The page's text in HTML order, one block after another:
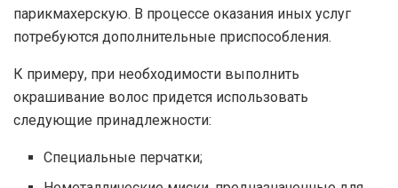
парикмахерскую. В процессе оказания иных услуг
потребуются дополнительные приспособления.
К примеру, при необходимости выполнить
окрашивание волос придется использовать
следующие принадлежности:
Специальные перчатки;